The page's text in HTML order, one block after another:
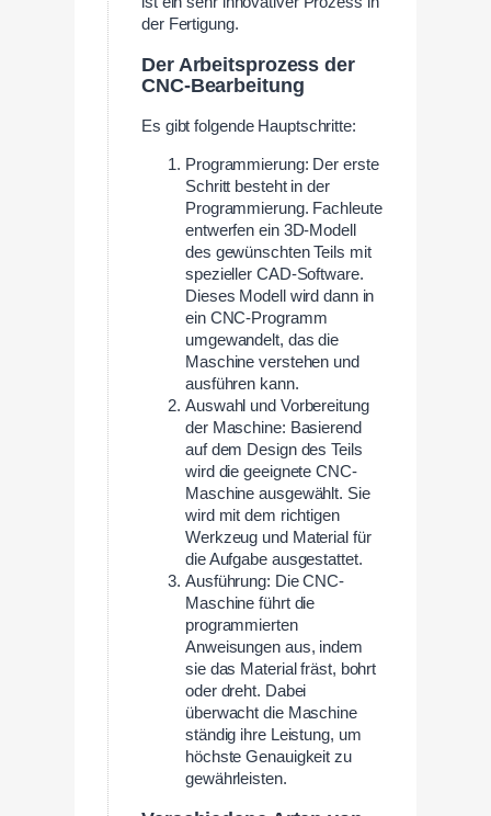
der Fertigung.
Der Arbeitsprozess der
CNC-Bearbeitung
Es gibt folgende Hauptschritte:
Programmierung: Der erste
Schritt besteht in der
Programmierung. Fachleute
entwerfen ein 3D-Modell
des gewünschten Teils mit
spezieller CAD-Software.
Dieses Modell wird dann in
ein CNC-Programm
umgewandelt, das die
Maschine verstehen und
ausführen kann.
Auswahl und Vorbereitung
der Maschine: Basierend
auf dem Design des Teils
wird die geeignete CNC-
Maschine ausgewählt. Sie
wird mit dem richtigen
Werkzeug und Material für
die Aufgabe ausgestattet.
Ausführung: Die CNC-
Maschine führt die
programmierten
Anweisungen aus, indem
sie das Material fräst, bohrt
oder dreht. Dabei
überwacht die Maschine
ständig ihre Leistung, um
höchste Genauigkeit zu
gewährleisten.